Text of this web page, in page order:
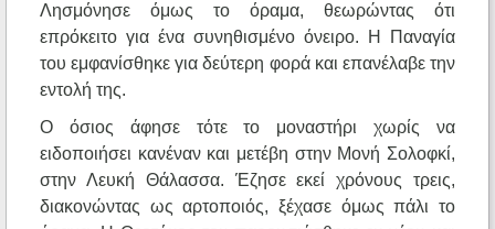
Λησμόνησε όμως το όραμα, θεωρώντας ότι
επρόκειτο για ένα συνηθισμένο όνειρο. Η Παναγία
του εμφανίσθηκε για δεύτερη φορά και επανέλαβε την
εντολή της.
Ο όσιος άφησε τότε το μοναστήρι χωρίς να
ειδοποιήσει κανέναν και μετέβη στην Μονή Σολοφκί,
στην Λευκή Θάλασσα. Έζησε εκεί χρόνους τρεις,
διακονώντας ως αρτοποιός, ξέχασε όμως πάλι το